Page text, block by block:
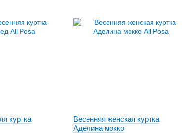
куртка
Весенняя женская куртка
Аделина мокко